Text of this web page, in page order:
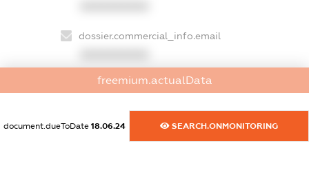
dossier.commercial_info.email
dossier.commercial_info.website
dossier.commercial_info.activity
freemium.actualData
document.dueToDate 18.06.24 SEARCH.ONMONITORING